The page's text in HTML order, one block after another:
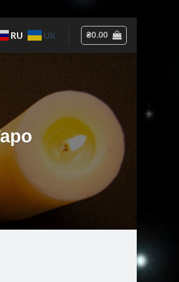
RU UK ₴0.00